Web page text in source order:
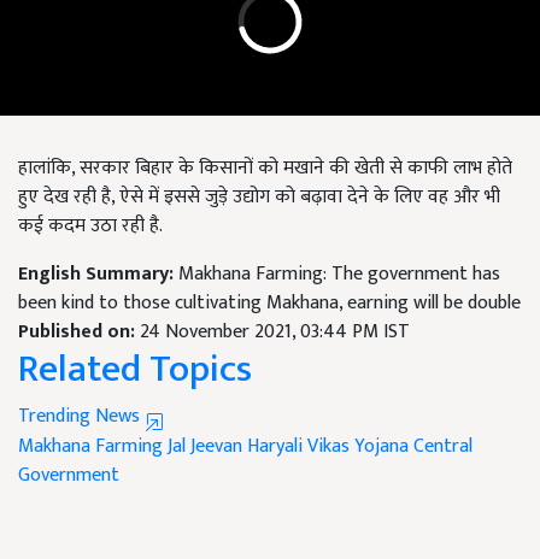
हालांकि, सरकार बिहार के किसानों को मखाने की खेती से काफी लाभ होते
हुए देख रही है, ऐसे में इससे जुड़े उद्योग को बढ़ावा देने के लिए वह और भी
कई कदम उठा रही है.
English Summary:Makhana Farming: The government has
been kind to those cultivating Makhana, earning will be double
Published on:24 November 2021, 03:44 PM IST
Related Topics
Trending News
Makhana FarmingJal Jeevan Haryali Vikas YojanaCentral
Government